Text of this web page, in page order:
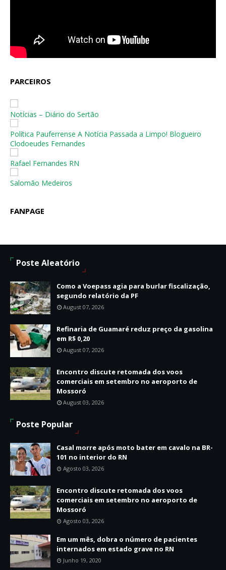
PARCEIROS
Notícias – Diário do Sertão
Política Pauferrense A Notícia Passada a Limpo! Blogueiro
Clodoeudes Fernandes
Rafael Fernandes RN
Salomão Medeiros
FANPAGE
Poste Aleatório
Como a Voepass agia para burlar fiscalização,
segundo relatório da PF
August 07, 2026
Refinaria de Guamaré reduz preço da gasolina
em R$ 0,20
August 07, 2026
Encontro discute retomada dos voos
comerciais em setembro no aeroporto de
Mossoró
August 03, 2026
Poste Popular
Casal morre após moto bater em cavalo na BR-
101 no interior do RN
Agosto 03, 2026
Encontro discute retomada dos voos
comerciais em setembro no aeroporto de
Mossoró
Agosto 03, 2026
Em um mês, dobra o número de pacientes
internados em estado grave no RN
Junho 19, 2020